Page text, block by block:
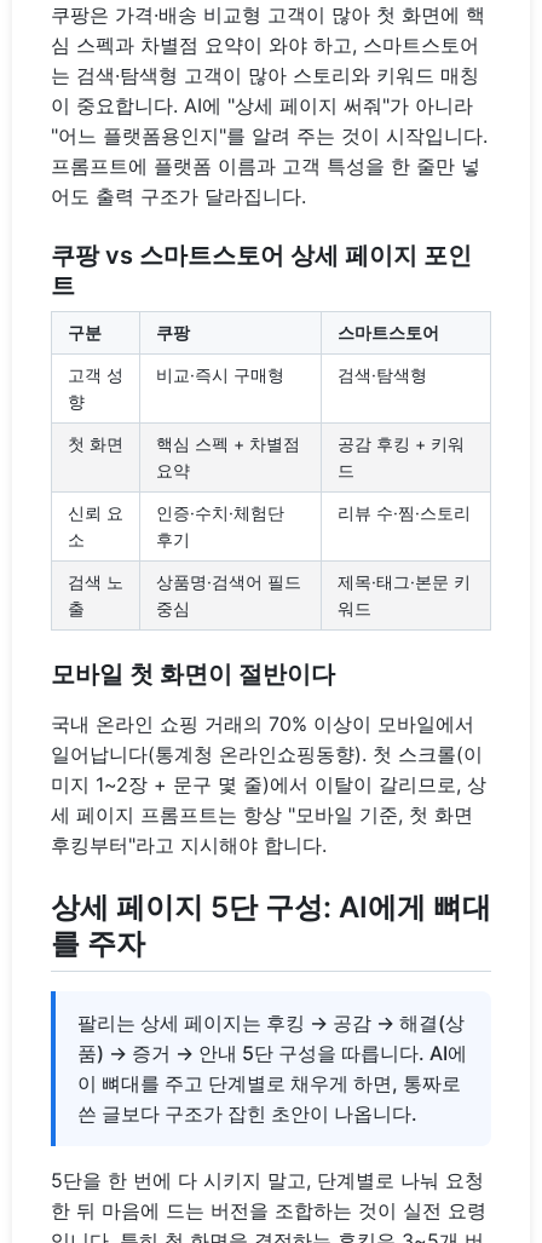
쿠팡은 가격·배송 비교형 고객이 많아 첫 화면에 핵
심 스펙과 차별점 요약이 와야 하고, 스마트스토어
는 검색·탐색형 고객이 많아 스토리와 키워드 매칭
이 중요합니다. AI에 "상세 페이지 써줘"가 아니라
"어느 플랫폼용인지"를 알려 주는 것이 시작입니다.
프롬프트에 플랫폼 이름과 고객 특성을 한 줄만 넣
어도 출력 구조가 달라집니다.
쿠팡 vs 스마트스토어 상세 페이지 포인
트
구분 쿠팡 스마트스토어
고객 성
향
비교·즉시 구매형 검색·탐색형
첫 화면
핵심 스펙 + 차별점
요약
공감 후킹 + 키워
드
신뢰 요
소
인증·수치·체험단
후기
리뷰 수·찜·스토리
검색 노
출
상품명·검색어 필드
중심
제목·태그·본문 키
워드
모바일 첫 화면이 절반이다
국내 온라인 쇼핑 거래의 70% 이상이 모바일에서
일어납니다(통계청 온라인쇼핑동향). 첫 스크롤(이
미지 1~2장 + 문구 몇 줄)에서 이탈이 갈리므로, 상
세 페이지 프롬프트는 항상 "모바일 기준, 첫 화면
후킹부터"라고 지시해야 합니다.
상세 페이지 5단 구성: AI에게 뼈대
를 주자
팔리는 상세 페이지는 후킹 → 공감 → 해결(상
품) → 증거 → 안내 5단 구성을 따릅니다. AI에
이 뼈대를 주고 단계별로 채우게 하면, 통짜로
쓴 글보다 구조가 잡힌 초안이 나옵니다.
5단을 한 번에 다 시키지 말고, 단계별로 나눠 요청
한 뒤 마음에 드는 버전을 조합하는 것이 실전 요령